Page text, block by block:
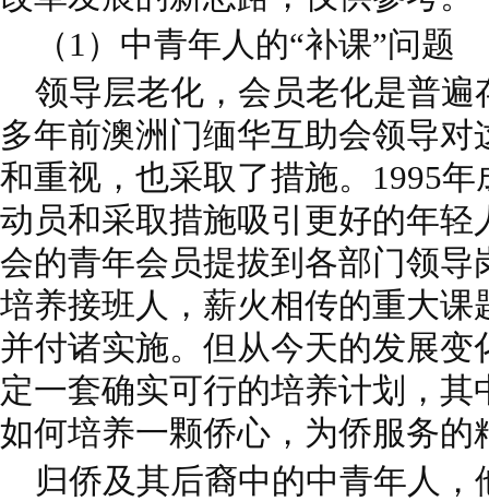
（1）中青年人的“补课”问题
领导层老化，会员老化是普遍
多年前澳洲门缅华互助会领导
和重视，也采取了措施。1995
动员和采取措施吸引更好的年轻
会的青年会员提拔到各部门领
培养接班人，薪火相传的重大课
并付诸实施。但从今天的发展
定一套确实可行的培养计划，
如何培养一颗侨心，为侨服务的
归侨及其后裔中的中青年人，